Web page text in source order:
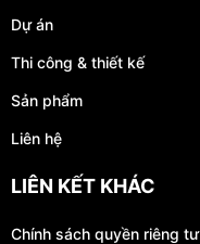
Dự án
Thi công & thiết kế
Sản phẩm
Liên hệ
LIÊN KẾT KHÁC
Chính sách quyền riêng tư